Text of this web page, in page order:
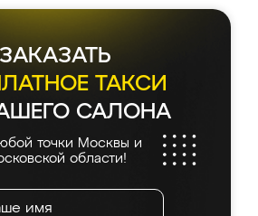
ЗАКАЗАТЬ
ТАКСИ
САЛОНА
точки Москвы и
области!